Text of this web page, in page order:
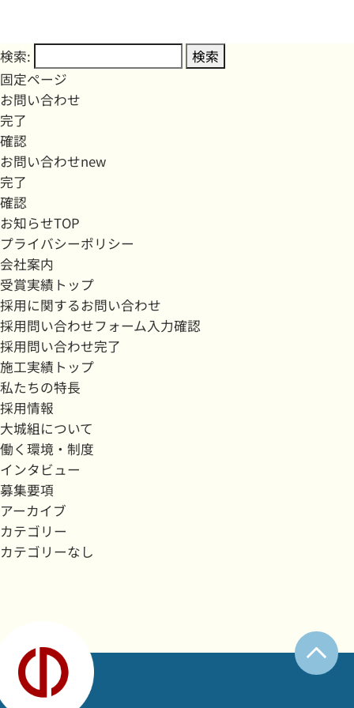
検索:
固定ページ
お問い合わせ
完了
確認
お問い合わせnew
完了
確認
お知らせTOP
プライバシーポリシー
会社案内
受賞実績トップ
採用に関するお問い合わせ
採用問い合わせフォーム入力確認
採用問い合わせ完了
施工実績トップ
私たちの特長
採用情報
大城組について
働く環境・制度
インタビュー
募集要項
アーカイブ
カテゴリー
カテゴリーなし